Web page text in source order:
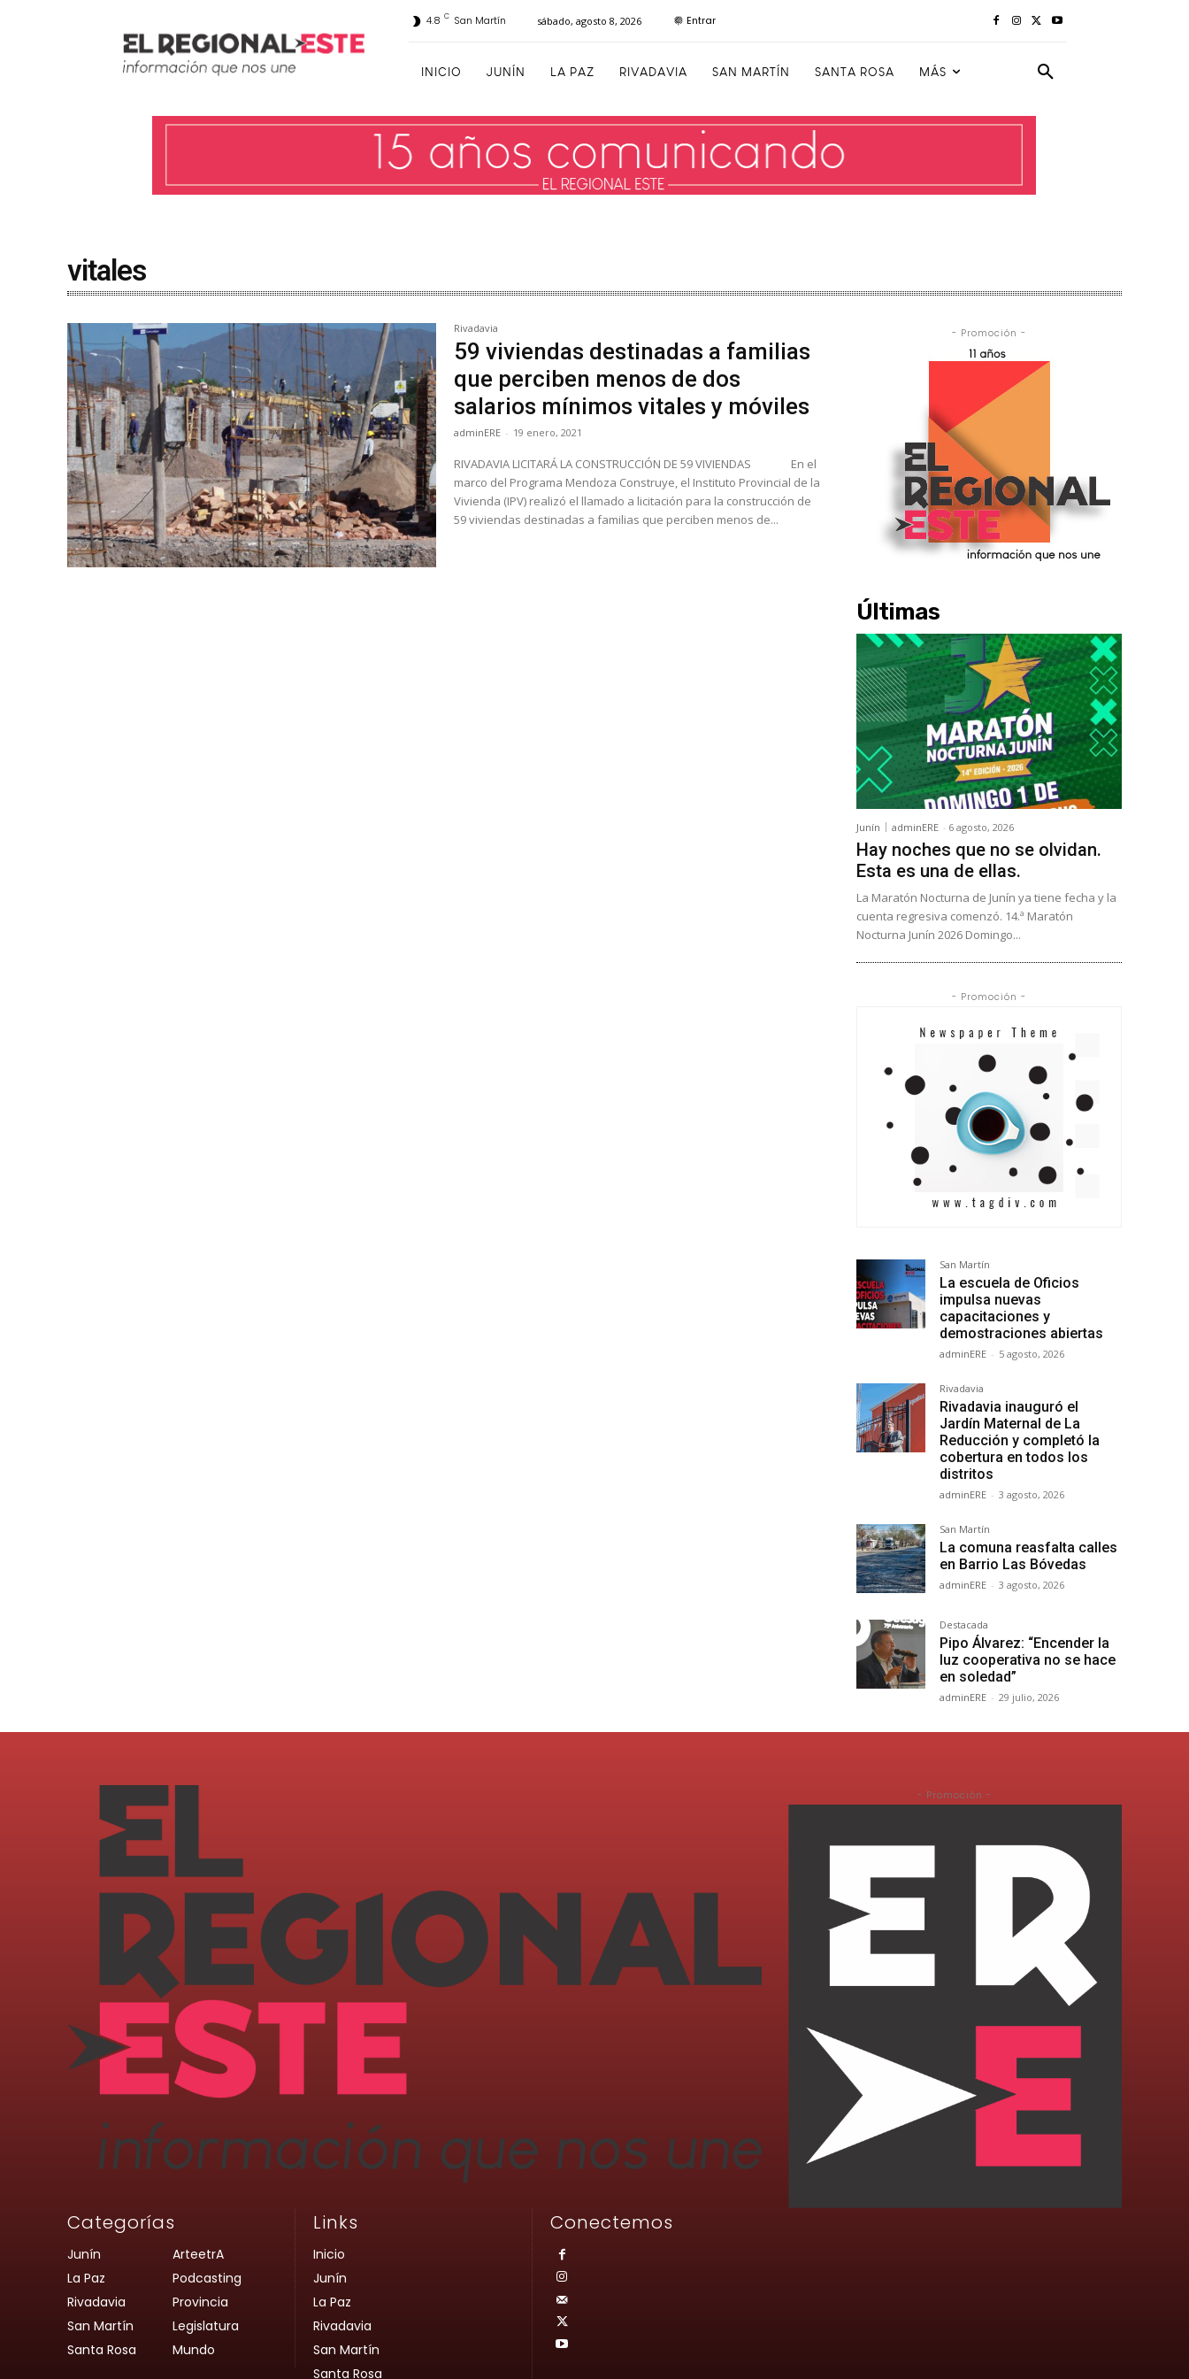
4.8 C San Martín sábado, agosto 8, 2026 Entrar
INICIO JUNÍN LA PAZ RIVADAVIA SAN MARTÍN SANTA ROSA MÁS
vitales
Rivadavia
59 viviendas destinadas a familias
que perciben menos de dos
salarios mínimos vitales y móviles
adminERE - 19 enero, 2021
RIVADAVIA LICITARÁ LA CONSTRUCCIÓN DE 59 VIVIENDAS En el
marco del Programa Mendoza Construye, el Instituto Provincial de la
Vivienda (IPV) realizó el llamado a licitación para la construcción de
59 viviendas destinadas a familias que perciben menos de...
- Promoción -
Últimas
Junín adminERE - 6 agosto, 2026
Hay noches que no se olvidan.
Esta es una de ellas.
La Maratón Nocturna de Junín ya tiene fecha y la
cuenta regresiva comenzó. 14.ª Maratón
Nocturna Junín 2026 Domingo...
- Promoción -
San Martín
La escuela de Oficios
impulsa nuevas
capacitaciones y
demostraciones abiertas
adminERE - 5 agosto, 2026
Rivadavia
Rivadavia inauguró el
Jardín Maternal de La
Reducción y completó la
cobertura en todos los
distritos
adminERE - 3 agosto, 2026
San Martín
La comuna reasfalta calles
en Barrio Las Bóvedas
adminERE - 3 agosto, 2026
Destacada
Pipo Álvarez: “Encender la
luz cooperativa no se hace
en soledad”
adminERE - 29 julio, 2026
Categorías
Junín
La Paz
Rivadavia
San Martín
Santa Rosa
ArteetrA
Podcasting
Provincia
Legislatura
Mundo
Links
Inicio
Junín
La Paz
Rivadavia
San Martín
Santa Rosa
Conectemos
- Promoción -